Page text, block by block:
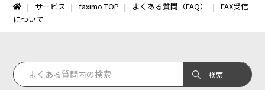
イ
サービス faximo TOP よくある質問（FAQ）
FAX受信
について